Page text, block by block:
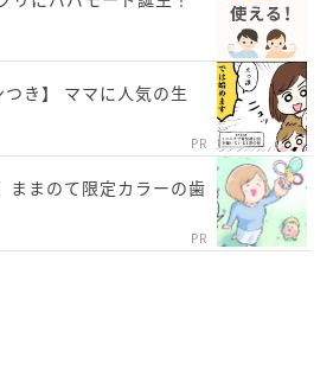
つき】 ママに人気の生
PR
ままのて限定カラーの歯
PR